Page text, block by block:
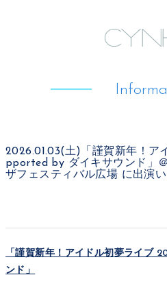
2026.01.03(土)「謹賀新年！ア
pported by ダイキサウンド」
ザフェスティバル広場 に出演い
「謹賀新年！アイドル初夢ライブ
ンド」